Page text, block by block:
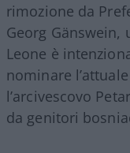
rimozione da
Georg Gänswein,
Leone è
nominare
l’arcivescovo
da genitori